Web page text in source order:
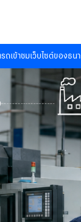
ถเข้าชมเว็บไซต์ของธ